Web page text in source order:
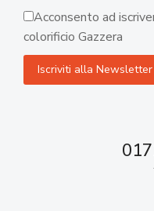
Acconsento ad
colorificio Gazzera